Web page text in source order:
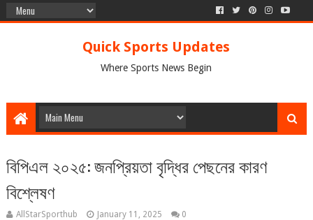
Quick Sports Updates
Where Sports News Begin
বিপিএল ২০২৫: জনপ্রিয়তা বৃদ্ধির পেছনের কারণ
বিশ্লেষণ
AllStarSporthub January 11, 2025 0